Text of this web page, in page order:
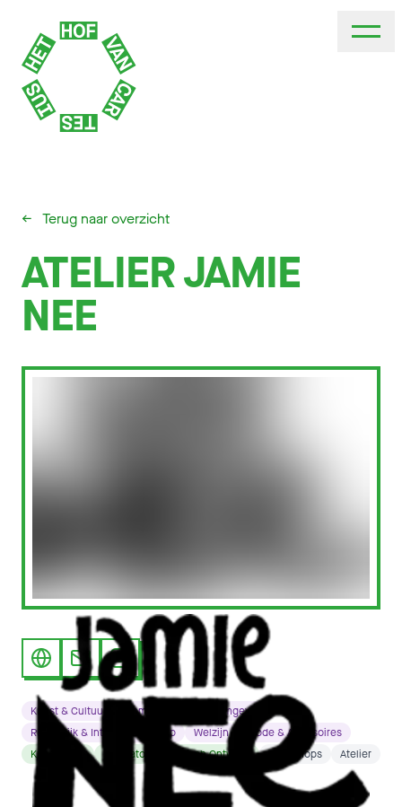
← Terug naar overzicht
ATELIER JAMIE
NEE
Kunst & Cultuur
Communicatie & Vormgeving
Ruimtelijk & Interieur Ontwerp
Welzijn
Mode & Accesoires
Kunstenaar
Illustrator Grafisch Ontwerp Workshops Atelier